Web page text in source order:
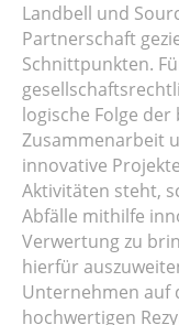
Landbell und
Partnerschaft
Schnittpunkten.
logische Folge
Zusammenarbeit
innovative
Aktivitäten steht,
Abfälle mithilfe
Verwertung zu
hierfür
Unternehmen auf
hochwertigen